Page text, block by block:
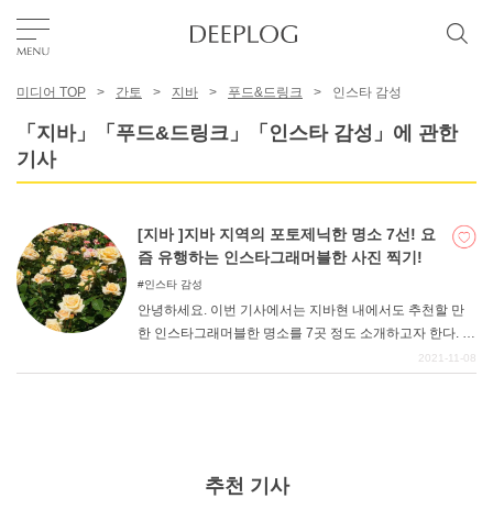
TOP
에리어
카테고리
미디어 TOP 간토 지바 푸드&드링크 인스타 감성
「지바」「푸드&드링크」「인스타 감성」에 관한
기사
[지바 ]지바 지역의 포토제닉한 명소 7선! 요
즘 유행하는 인스타그래머블한 사진 찍기!
인스타 감성
안녕하세요. 이번 기사에서는 지바현 내에서도 추천할 만
한 인스타그래머블한 명소를 7곳 정도 소개하고자 한다. 치
바현은 도쿄도의 그늘에 가려져 있는 경우가 많지만, 도심
하여 즐겁게 사진을 찍을 수 있는 장소를 찾아보길 바란다.
2021-11-08
추천 기사